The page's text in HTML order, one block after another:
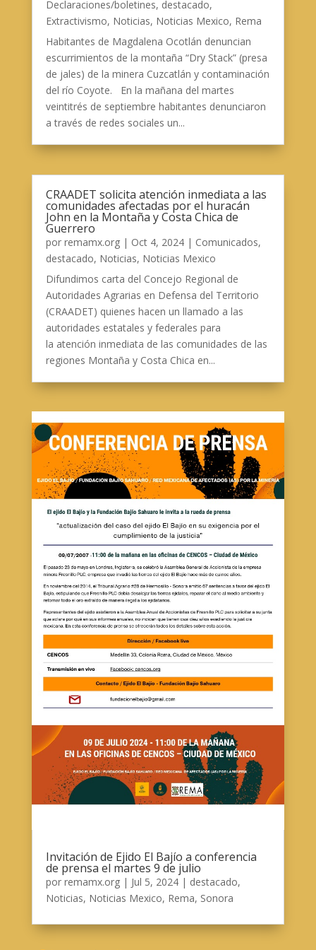
Declaraciones/boletines, destacado,
Extractivismo, Noticias, Noticias Mexico, Rema
Habitantes de Magdalena Ocotlán denuncian
escurrimientos de la montaña “Dry Stack” (presa
de jales) de la minera Cuzcatlán y contaminación
del río Coyote. En la mañana del martes
veintitrés de septiembre habitantes denunciaron
a través de redes sociales un...
CRAADET solicita atención inmediata a las
comunidades afectadas por el huracán
John en la Montaña y Costa Chica de
Guerrero
por remamx.org| Oct 4, 2024| Comunicados,
destacado, Noticias, Noticias Mexico
Difundimos carta del Concejo Regional de
Autoridades Agrarias en Defensa del Territorio
(CRAADET) quienes hacen un llamado a las
autoridades estatales y federales para
la atención inmediata de las comunidades de las
regiones Montaña y Costa Chica en...
Invitación de Ejido El Bajío a conferencia
de prensa el martes 9 de julio
por remamx.org| Jul 5, 2024| destacado,
Noticias, Noticias Mexico, Rema, Sonora